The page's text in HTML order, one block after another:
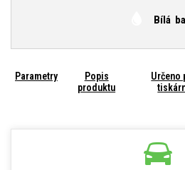
Bílá
Parametry
Popis
produktu
Určeno